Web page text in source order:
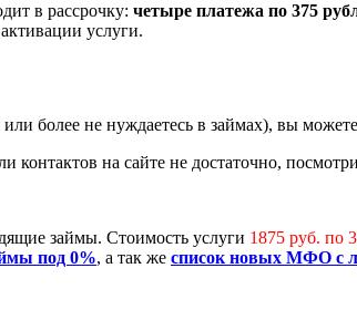
в рассрочку: четыре платежа по 375
услуги.
более не нуждаетесь в займах), вы
контактов на сайте не достаточно,
займы. Стоимость услуги 1875 руб. по
под 0%, а так же список новых МФО с